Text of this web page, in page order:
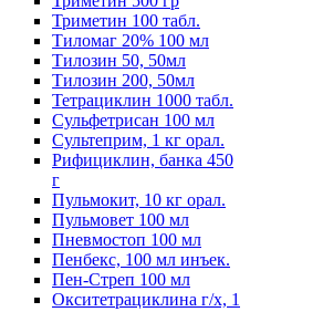
Триметин 100 табл.
Тиломаг 20% 100 мл
Тилозин 50, 50мл
Тилозин 200, 50мл
Тетрациклин 1000 табл.
Сульфетрисан 100 мл
Сультеприм, 1 кг орал.
Рифициклин, банка 450
г
Пульмокит, 10 кг орал.
Пульмовет 100 мл
Пневмостоп 100 мл
Пенбекс, 100 мл инъек.
Пен-Стреп 100 мл
Окситетрациклина г/х, 1